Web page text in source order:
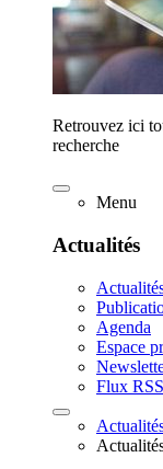
Retrouvez ici
recherche
Menu
Actualités
Agenda
Espace
Flux